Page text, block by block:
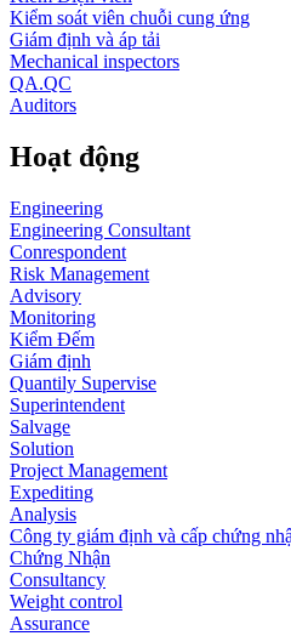
Kiểm soát viên chuỗi cung ứng
Giám định và áp tải
Mechanical inspectors
QA.QC
Auditors
Hoạt động
Engineering
Engineering Consultant
Conrespondent
Risk Management
Advisory
Monitoring
Kiểm Đếm
Giám định
Quantily Supervise
Superintendent
Salvage
Solution
Project Management
Expediting
Analysis
Công ty giám định và cấp chứng
Chứng Nhận
Consultancy
Weight control
Assurance